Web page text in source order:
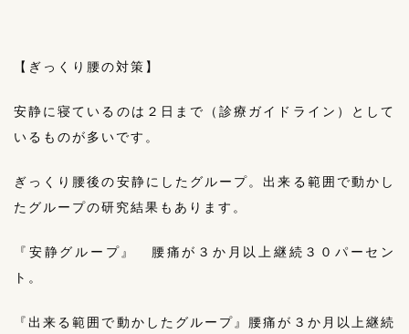
【ぎっくり腰の対策】
安静に寝ているのは２日まで（診療ガイドライン）として
いるものが多いです。
ぎっくり腰後の安静にしたグループ。出来る範囲で動かし
たグループの研究結果もあります。
『安静グループ』 腰痛が３か月以上継続３０パーセン
ト。
『出来る範囲で動かしたグループ』腰痛が３か月以上継続